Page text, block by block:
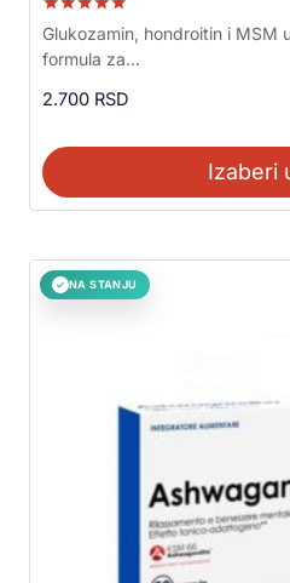
Ocenjeno sa
5.00
od 5
Glukozamin, hondroitin i MSM
formula za...
2.700 RSD
Izaberi
✓ NA STANJU